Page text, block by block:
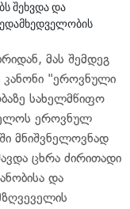
შეხვდა და
მას შემდეგ
კანონი "ეროვნული
სახელმწიფო
ეროვნულ
მნიშვნელოვნად
ცხრა ძირითადი
და